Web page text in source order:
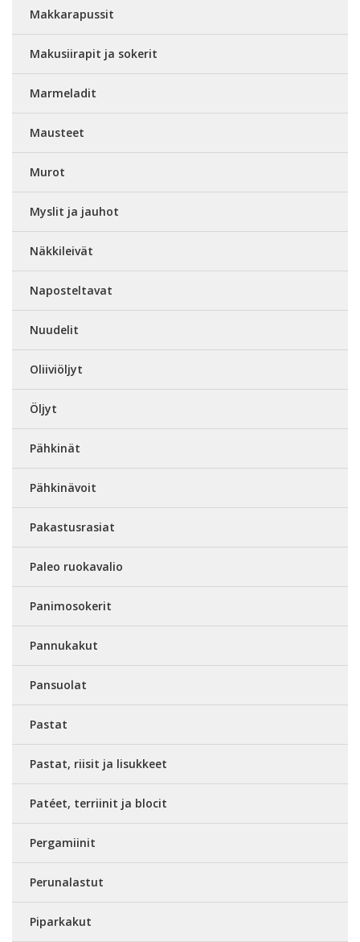
Makkarapussit
Makusiirapit ja sokerit
Marmeladit
Mausteet
Murot
Myslit ja jauhot
Näkkileivät
Naposteltavat
Nuudelit
Oliiviöljyt
Öljyt
Pähkinät
Pähkinävoit
Pakastusrasiat
Paleo ruokavalio
Panimosokerit
Pannukakut
Pansuolat
Pastat
Pastat, riisit ja lisukkeet
Patéet, terriinit ja blocit
Pergamiinit
Perunalastut
Piparkakut